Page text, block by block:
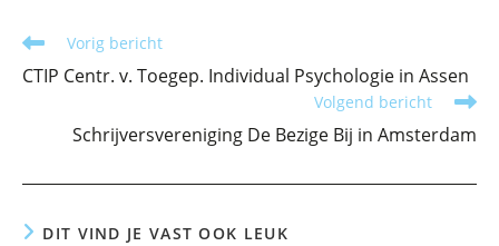
Lees
artikelen
Vorig bericht
CTIP Centr. v. Toegep. Individual Psychologie in Assen
Volgend bericht
Schrijversvereniging De Bezige Bij in Amsterdam
DIT VIND JE VAST OOK LEUK